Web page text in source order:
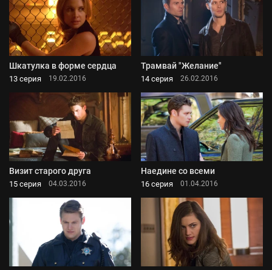
Шкатулка в форме сердца
13 серия 19.02.2016
Трамвай "Желание"
14 серия 26.02.2016
Визит старого друга
15 серия 04.03.2016
Наедине со всеми
16 серия 01.04.2016